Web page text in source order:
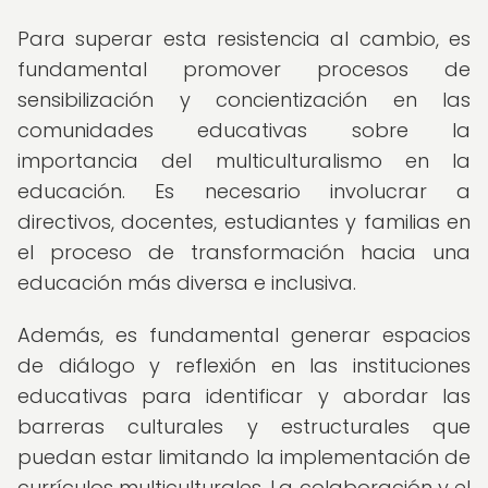
Para superar esta resistencia al cambio, es
fundamental promover procesos de
sensibilización y concientización en las
comunidades educativas sobre la
importancia del multiculturalismo en la
educación. Es necesario involucrar a
directivos, docentes, estudiantes y familias en
el proceso de transformación hacia una
educación más diversa e inclusiva.
Además, es fundamental generar espacios
de diálogo y reflexión en las instituciones
educativas para identificar y abordar las
barreras culturales y estructurales que
puedan estar limitando la implementación de